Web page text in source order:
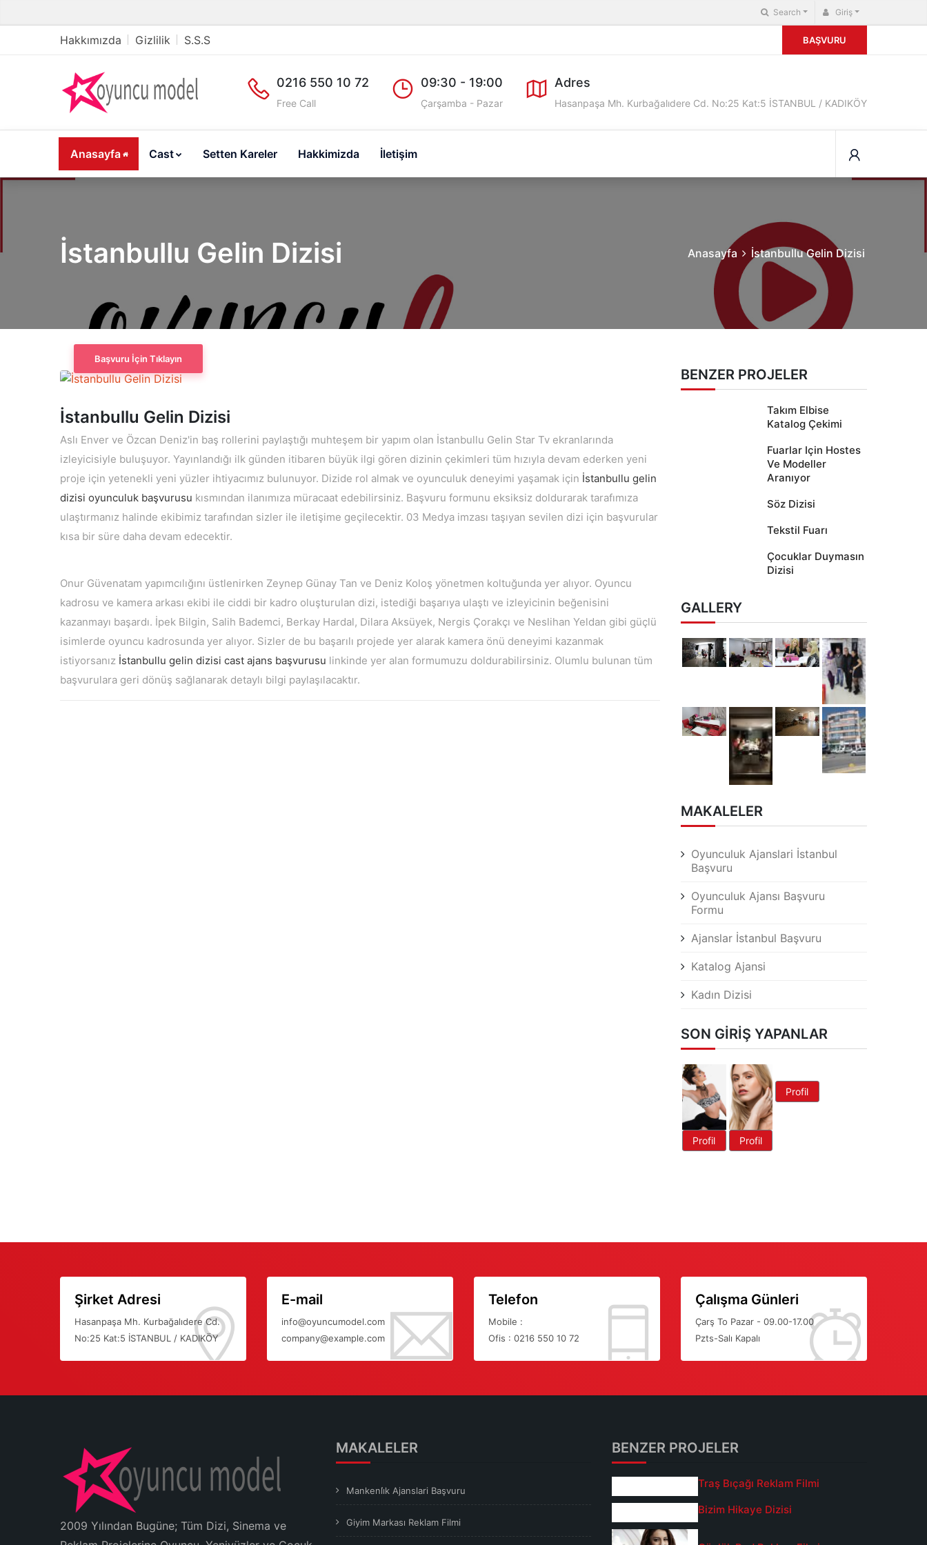
Search Giriş
Hakkımızda Gizlilik S.S.S BAŞVURU
0216 550 10 72
Free Call
09:30 - 19:00
Çarşamba - Pazar
Adres
Hasanpaşa Mh. Kurbağalıdere Cd. No:25 Kat:5 İSTANBUL / KADIKÖY
Anasayfa Cast Setten Kareler Hakkimizda İletişim
İstanbullu Gelin Dizisi Anasayfa İstanbullu Gelin Dizisi
Başvuru İçin Tıklayın
İstanbullu Gelin Dizisi
Aslı Enver ve Özcan Deniz'in baş rollerini paylaştığı muhteşem bir yapım olan İstanbullu Gelin Star Tv ekranlarında
izleyicisiyle buluşuyor. Yayınlandığı ilk günden itibaren büyük ilgi gören dizinin çekimleri tüm hızıyla devam ederken yeni
proje için yetenekli yeni yüzler ihtiyacımız bulunuyor. Dizide rol almak ve oyunculuk deneyimi yaşamak için İstanbullu gelin
dizisi oyunculuk başvurusu kısmından ilanımıza müracaat edebilirsiniz. Başvuru formunu eksiksiz doldurarak tarafımıza
ulaştırmanız halinde ekibimiz tarafından sizler ile iletişime geçilecektir. 03 Medya imzası taşıyan sevilen dizi için başvurular
kısa bir süre daha devam edecektir.
Onur Güvenatam yapımcılığını üstlenirken Zeynep Günay Tan ve Deniz Koloş yönetmen koltuğunda yer alıyor. Oyuncu
kadrosu ve kamera arkası ekibi ile ciddi bir kadro oluşturulan dizi, istediği başarıya ulaştı ve izleyicinin beğenisini
kazanmayı başardı. İpek Bilgin, Salih Bademci, Berkay Hardal, Dilara Aksüyek, Nergis Çorakçı ve Neslihan Yeldan gibi güçlü
isimlerde oyuncu kadrosunda yer alıyor. Sizler de bu başarılı projede yer alarak kamera önü deneyimi kazanmak
istiyorsanız İstanbullu gelin dizisi cast ajans başvurusu linkinde yer alan formumuzu doldurabilirsiniz. Olumlu bulunan tüm
başvurulara geri dönüş sağlanarak detaylı bilgi paylaşılacaktır.
BENZER PROJELER
Takım Elbise
Katalog Çekimi
Fuarlar Için Hostes
Ve Modeller
Aranıyor
Söz Dizisi
Tekstil Fuarı
Çocuklar Duymasın
Dizisi
GALLERY
MAKALELER
Oyunculuk Ajanslari İstanbul
Başvuru
Oyunculuk Ajansı Başvuru
Formu
Ajanslar İstanbul Başvuru
Katalog Ajansi
Kadın Dizisi
SON GIRIŞ YAPANLAR
Profil Profil
Profil
Şirket Adresi
Hasanpaşa Mh. Kurbağalıdere Cd.
No:25 Kat:5 İSTANBUL / KADIKÖY
E-mail
info@oyuncumodel.com
company@example.com
Telefon
Mobile :
Ofis : 0216 550 10 72
Çalışma Günleri
Çarş To Pazar - 09.00-17.00
Pzts-Salı Kapalı
2009 Yılından Bugüne; Tüm Dizi, Sinema ve
MAKALELER
Mankenli̇k Ajanslari Başvuru
Giyim Markası Reklam Filmi
BENZER PROJELER
Traş Bıçağı Reklam Filmi
Bizim Hikaye Dizisi